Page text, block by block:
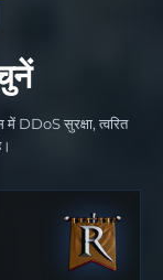
DDoS सुरक्षा, त्वरित